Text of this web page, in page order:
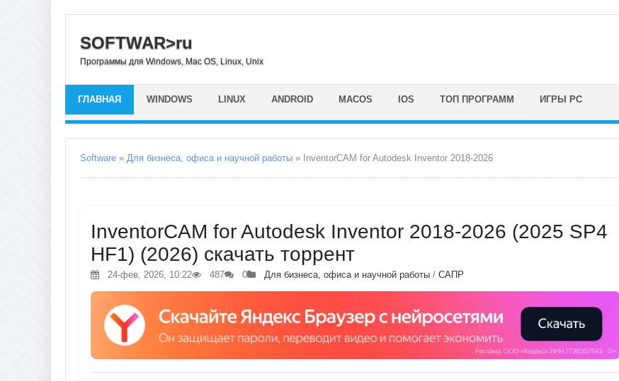
SOFTWAR>ru
Программы для Windows, Mac OS, Linux, Unix
ГЛАВНАЯ WINDOWS LINUX ANDROID MACOS IOS ТОП ПРОГРАММ ИГРЫ PC
Software » Для бизнеса, офиса и научной работы » InventorCAM for Autodesk Inventor 2018-2026
InventorCAM for Autodesk Inventor 2018-2026 (2025 SP4
HF1) (2026) скачать торрент
24-фев, 2026, 10:22 487 0 Для бизнеса, офиса и научной работы / САПР